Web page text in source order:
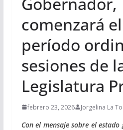
comenzará
período
sesiones de
Legislatura
febrero 23, 2026 Jorgelina La
Con el mensaje sobre el